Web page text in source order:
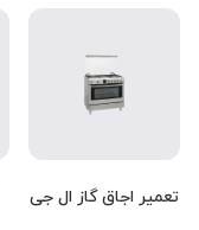
تعمیر اجاق گاز ال جی